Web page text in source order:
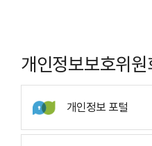
개인정보보호위
개인정보 포털